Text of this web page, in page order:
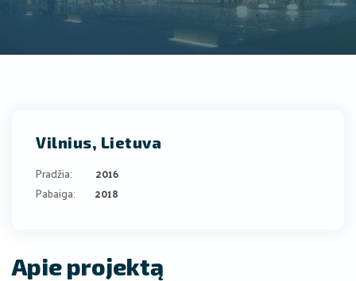
Vilnius, Lietuva
Pradžia:
Pabaiga:
2016
2018
Apie projektą